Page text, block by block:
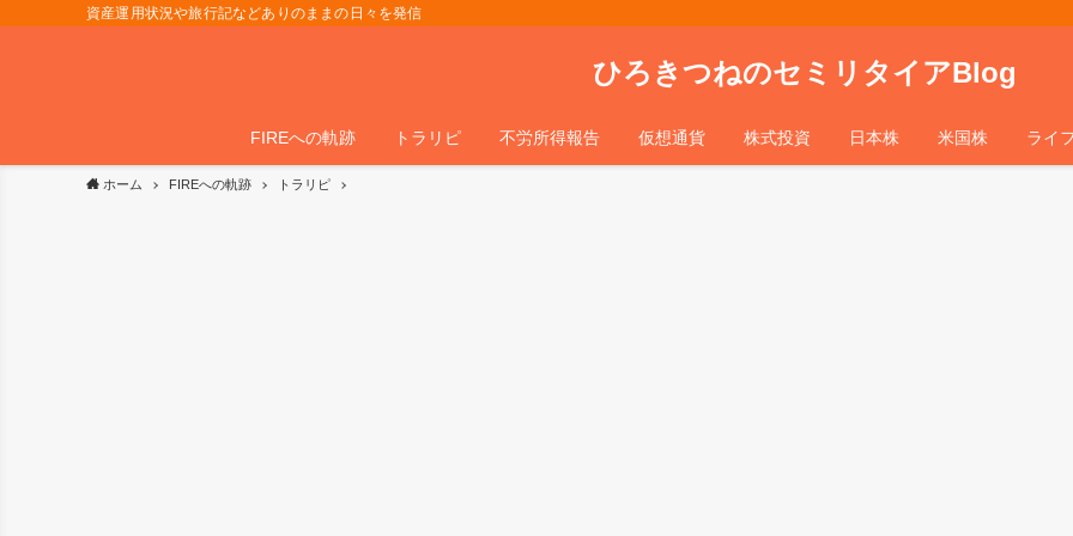
資産運用状況や旅行記などありのままの日々を発信
ひろきつねのセミリタイアBlog
FIREへの軌跡 トラリピ 不労所得報告 仮想通貨 株式投資 日本株 米国株 ライ
ホーム FIREへの軌跡 トラリピ